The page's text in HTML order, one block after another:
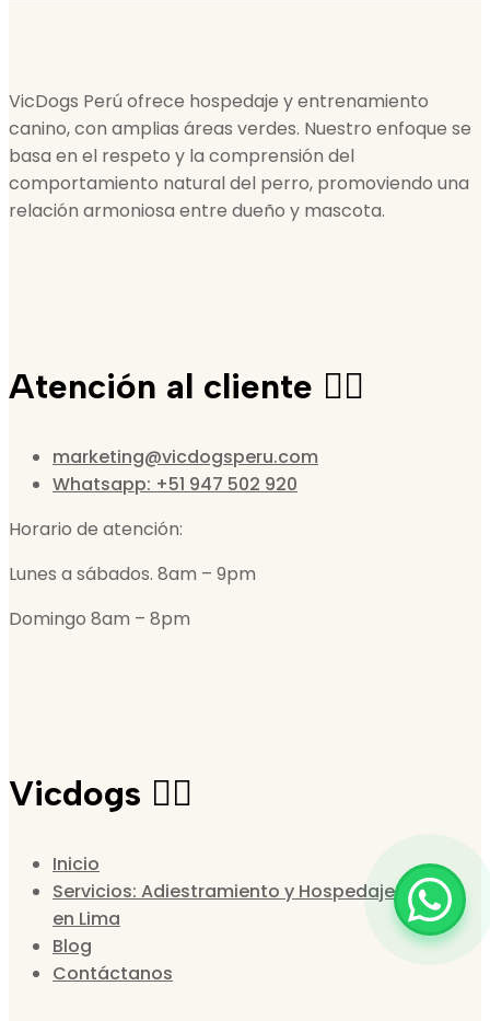
VicDogs Perú ofrece hospedaje y entrenamiento
canino, con amplias áreas verdes. Nuestro enfoque se
basa en el respeto y la comprensión del
comportamiento natural del perro, promoviendo una
relación armoniosa entre dueño y mascota.
Atención al cliente 🙋‍♀️
marketing@vicdogsperu.com
Whatsapp: +51 947 502 920
Horario de atención:
Lunes a sábados. 8am – 9pm
Domingo 8am – 8pm
Vicdogs 🐕‍🦺
Inicio
Servicios: Adiestramiento y Hospedaje Canino
en Lima
Blog
Contáctanos